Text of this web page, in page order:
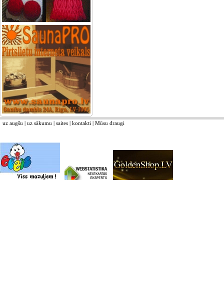
uz augšu | uz sākumu | saites | kontakti | Mūsu draugi